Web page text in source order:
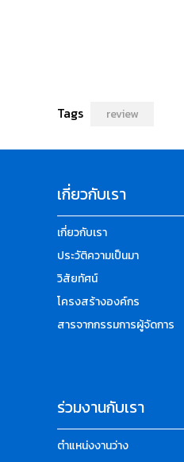
Tags review
เกี่ยวกับเรา
เกี่ยวกับเรา
ประวัติความเป็นมา
วิสัยทัศน์
โครงสร้างองค์กร
สารจากกรรมการผู้จัดการ
ร่วมงานกับเรา
ตำแหน่งงานว่าง